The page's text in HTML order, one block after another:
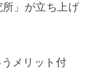
所」が立ち上げ
メリット付